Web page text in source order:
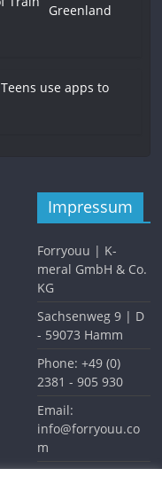
Greenland
Teens use apps to
Impressum
Forryouu | K-
meral GmbH & Co.
KG
Sachsenweg 9 | D
- 59073 Hamm
Phone: +49 (0)
2381 - 905 930
Email:
info@forryouu.co
m